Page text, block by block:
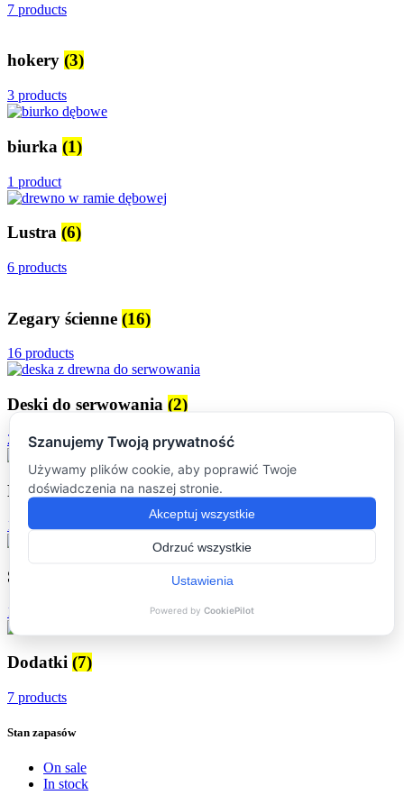
7 products
hokery (3)
3 products
biurka (1)
1 product
Lustra (6)
6 products
Zegary ścienne (16)
16 products
Deski do serwowania (2)
2 products
Podkładki(16)
16 products
Stoliki kawowe
16 products
Dodatki (7)
7 products
Stan zapasów
On sale
In stock